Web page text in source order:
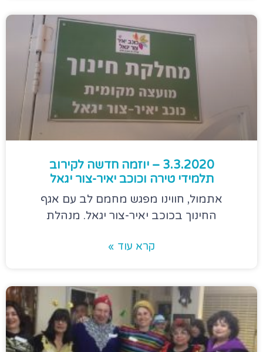
3.3.2020 – יוזמה חדשה לקירוב
תלמידי טירה וכוכב יאיר-צור יגאל
אתמול, חווינו מפגש מחמם לב עם אגף
החינוך בכוכב יאיר-צור יגאל. מנהלת
קרא עוד »